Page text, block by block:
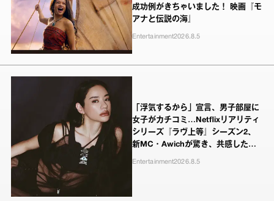
成功例がきちゃいました！ 映画『モ
アナと伝説の海』
Entertainment2026.8.5
「浮気するから」宣言、男子部屋に
女子がカチコミ…Netflixリアリティ
シリーズ『ラヴ上等』シーズン2、
新MC・Awichが驚き、共感したヤ
ンキーたちの本気の恋模様
Entertainment2026.8.5